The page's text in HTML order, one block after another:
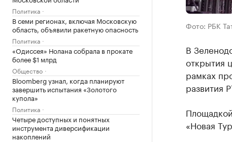
Политика
В семи регионах, включая Московскую
область, объявили ракетную опасность
Политика
«Одиссея» Нолана собрала в прокате
более $1 млрд
Общество
Bloomberg узнал, когда планируют
завершить испытания «Золотого
купола»
Политика
Четыре доступных и понятных
инструмента диверсификации
накоплений
Фото: РБК
В
открытия
рамках
развития
«Новая